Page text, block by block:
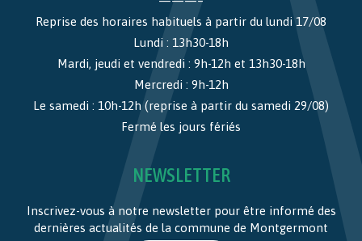
Reprise des horaires habituels à partir du lundi 17/08
Lundi : 13h30-18h
Mardi, jeudi et vendredi : 9h-12h et 13h30-18h
Mercredi : 9h-12h
Le samedi : 10h-12h (reprise à partir du samedi 29/08)
Fermé les jours fériés
NEWSLETTER
Inscrivez-vous à notre newsletter pour être informé des
dernières actualités de la commune de Montgermont